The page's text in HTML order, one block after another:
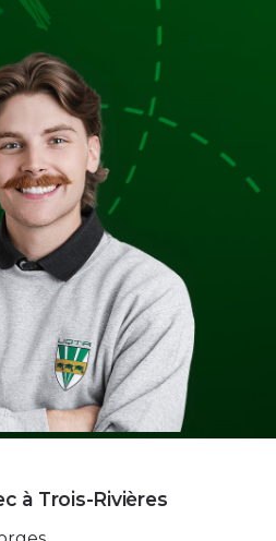
à Trois-Rivières